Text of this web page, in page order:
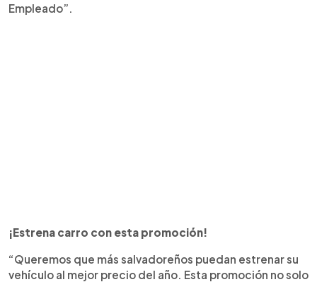
Empleado”.
¡Estrena carro con esta promoción!
“Queremos que más salvadoreños puedan estrenar su
vehículo al mejor precio del año. Esta promoción no solo